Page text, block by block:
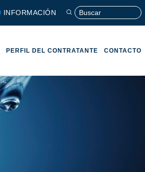
INFORMACIÓN
PERFIL DEL CONTRATANTE CONTACTO